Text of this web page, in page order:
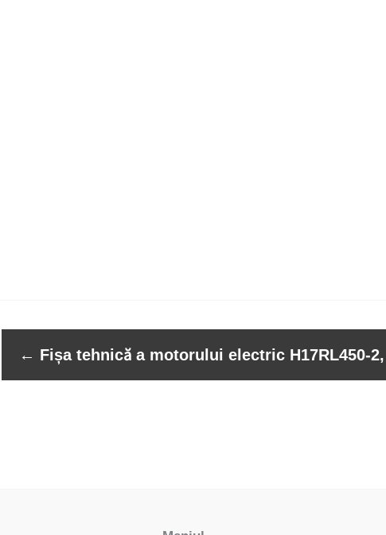
← Fișa tehnică a motorului electric H17RL450-2,